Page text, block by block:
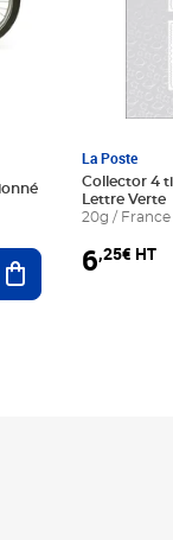
Ajouter au panier
La Poste
Collector 4
Lettre Verte
20g / France
6,25€ HT